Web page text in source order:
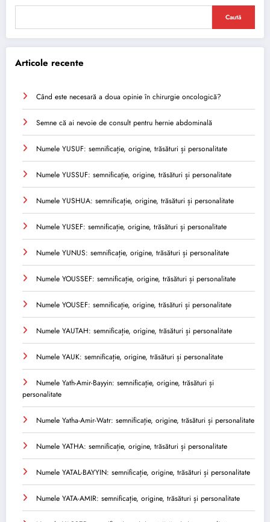
Caută
Articole recente
Când este necesară a doua opinie în chirurgie oncologică?
Semne că ai nevoie de consult pentru hernie abdominală
Numele YUSUF: semnificație, origine, trăsături și personalitate
Numele YUSSUF: semnificație, origine, trăsături și personalitate
Numele YUSHUA: semnificație, origine, trăsături și personalitate
Numele YUSEF: semnificație, origine, trăsături și personalitate
Numele YUNUS: semnificație, origine, trăsături și personalitate
Numele YOUSSEF: semnificație, origine, trăsături și personalitate
Numele YOUSEF: semnificație, origine, trăsături și personalitate
Numele YAUTAH: semnificație, origine, trăsături și personalitate
Numele YAUK: semnificație, origine, trăsături și personalitate
Numele Yath-Amir-Bayyin: semnificație, origine, trăsături și
personalitate
Numele Yatha-Amir-Watr: semnificație, origine, trăsături și personalitate
Numele YATHA: semnificație, origine, trăsături și personalitate
Numele YATAL-BAYYIN: semnificație, origine, trăsături și personalitate
Numele YATA-AMIR: semnificație, origine, trăsături și personalitate